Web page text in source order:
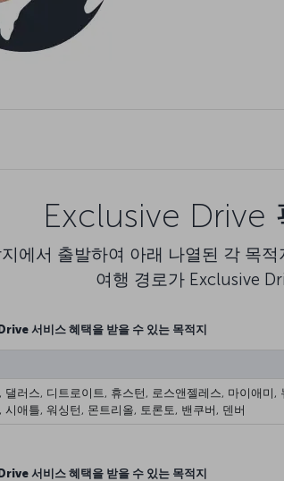
Exclusive Drive
에서 출발하여 아래 나열된 각 목
여행 경로가 Exclusive
서비스 혜택을 받을 수 있는 목적지
댈러스, 디트로이트, 휴스턴, 로스앤젤레스, 마이애미,
시애틀, 워싱턴, 몬트리올, 토론토, 밴쿠버, 덴버
서비스 혜택을 받을 수 있는 목적지